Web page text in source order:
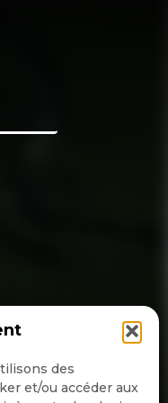
des
et/ou accéder aux